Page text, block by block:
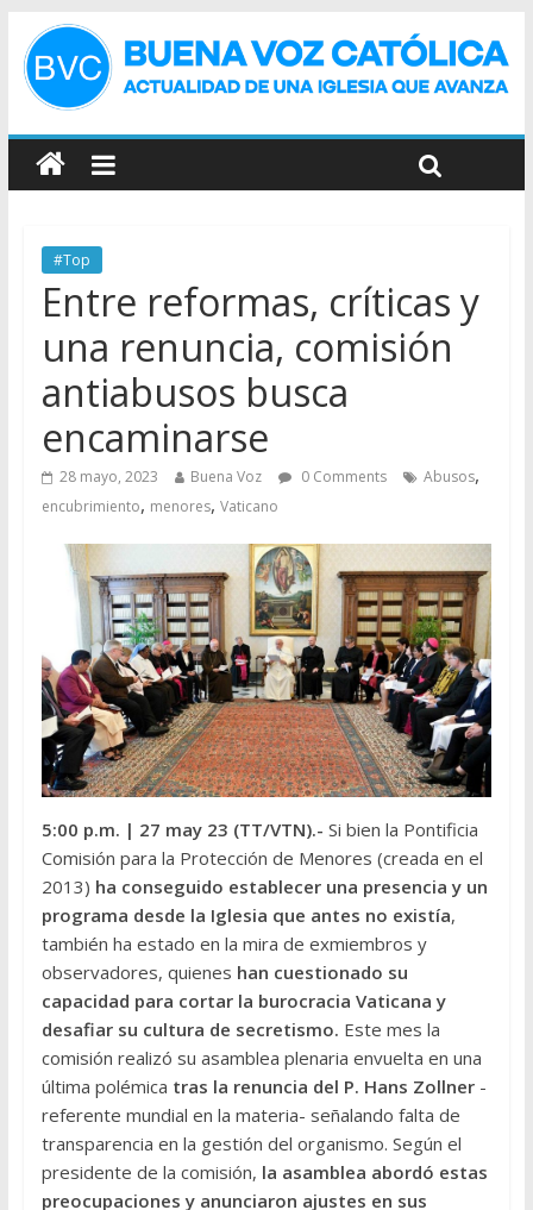
#Top
Entre reformas, críticas y
una renuncia, comisión
antiabusos busca
encaminarse
28 mayo, 2023 Buena Voz 0 Comments Abusos,
encubrimiento, menores, Vaticano
5:00 p.m. | 27 may 23 (TT/VTN).- Si bien la Pontificia
Comisión para la Protección de Menores (creada en el
2013) ha conseguido establecer una presencia y un
programa desde la Iglesia que antes no existía,
también ha estado en la mira de exmiembros y
observadores, quienes han cuestionado su
capacidad para cortar la burocracia Vaticana y
desafiar su cultura de secretismo. Este mes la
comisión realizó su asamblea plenaria envuelta en una
última polémica tras la renuncia del P. Hans Zollner-
referente mundial en la materia- señalando falta de
transparencia en la gestión del organismo. Según el
presidente de la comisión, la asamblea abordó estas
preocupaciones y anunciaron ajustes en sus